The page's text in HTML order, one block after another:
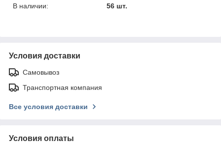
В наличии:
56 шт.
Условия доставки
Самовывоз
Транспортная компания
Все условия доставки
Условия оплаты